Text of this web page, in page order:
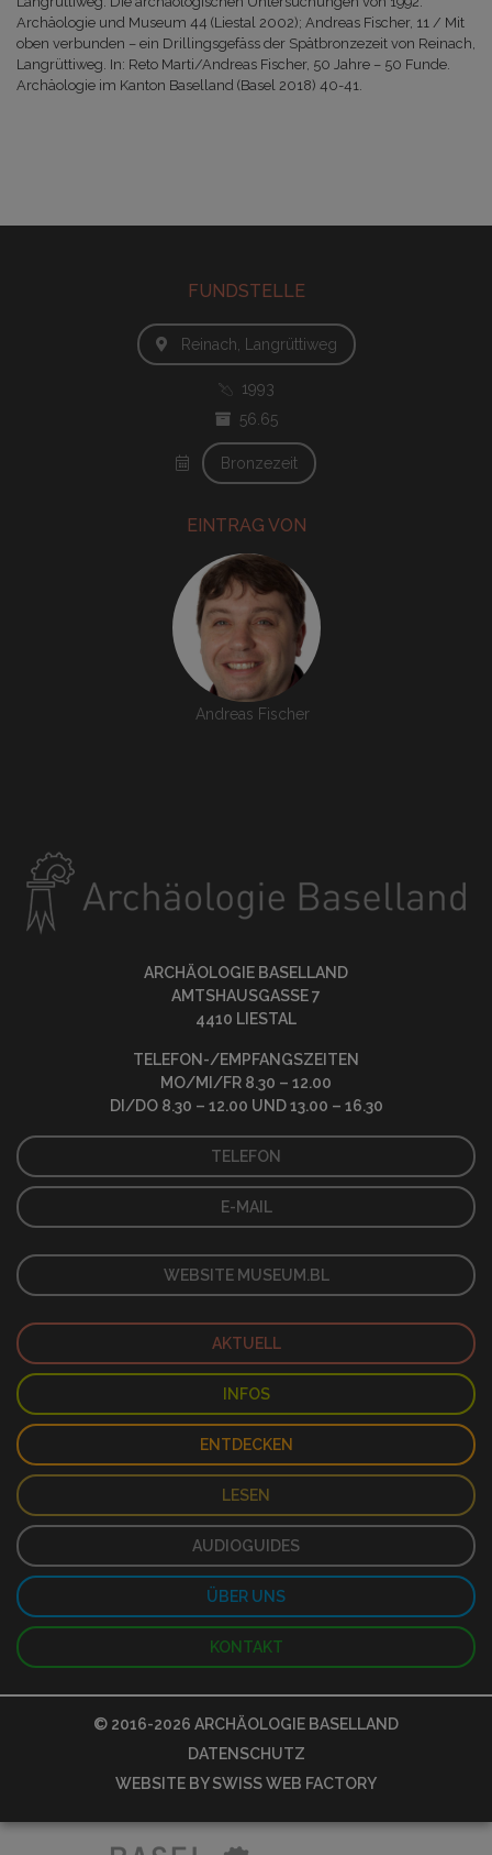
Archäologie und Museum 44 (Liestal 2002); Andreas Fischer, 11 / Mit
oben verbunden – ein Drillingsgefäss der Spätbronzezeit von Reinach,
Langrüttiweg. In: Reto Marti/Andreas Fischer, 50 Jahre – 50 Funde.
Archäologie im Kanton Baselland (Basel 2018) 40-41.
FUNDSTELLE
Reinach, Langrüttiweg
1993
56.65
Bronzezeit
EINTRAG VON
Andreas Fischer
ARCHÄOLOGIE BASELLAND
AMTSHAUSGASSE 7
4410 LIESTAL
TELEFON-/EMPFANGSZEITEN
MO/MI/FR 8.30 – 12.00
DI/DO 8.30 – 12.00 UND 13.00 – 16.30
TELEFON
E-MAIL
WEBSITE MUSEUM.BL
AKTUELL
INFOS
ENTDECKEN
LESEN
AUDIOGUIDES
ÜBER UNS
KONTAKT
© 2016-2026 ARCHÄOLOGIE BASELLAND
DATENSCHUTZ
WEBSITE BYSWISS WEB FACTORY